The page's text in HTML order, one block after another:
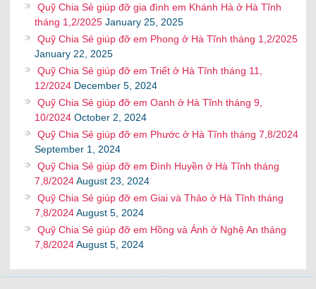
Quỹ Chia Sẻ giúp đỡ gia đình em Khánh Hà ở Hà Tĩnh
tháng 1,2/2025 January 25, 2025
Quỹ Chia Sẻ giúp đỡ em Phong ở Hà Tĩnh tháng 1,2/2025
January 22, 2025
Quỹ Chia Sẻ giúp đỡ em Triết ở Hà Tĩnh tháng 11,
12/2024 December 5, 2024
Quỹ Chia Sẻ giúp đỡ em Oanh ở Hà Tĩnh tháng 9,
10/2024 October 2, 2024
Quỹ Chia Sẻ giúp đỡ em Phước ở Hà Tĩnh tháng 7,8/2024
September 1, 2024
Quỹ Chia Sẻ giúp đỡ em Đình Huyền ở Hà Tĩnh tháng
7,8/2024 August 23, 2024
Quỹ Chia Sẻ giúp đỡ em Giai và Thảo ở Hà Tĩnh tháng
7,8/2024 August 5, 2024
Quỹ Chia Sẻ giúp đỡ em Hồng và Ánh ở Nghệ An tháng
7,8/2024 August 5, 2024